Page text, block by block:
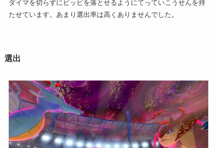
ダイマを切らずにピッピを落とせるようにてっていこうせんを持
たせています。あまり選出率は高くありませんでした。
選出